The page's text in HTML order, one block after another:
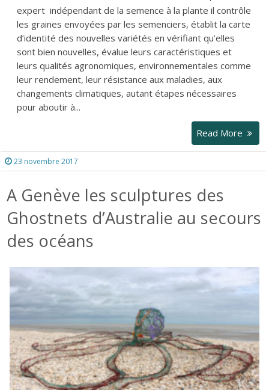
expert indépendant de la semence à la plante il contrôle
les graines envoyées par les semenciers, établit la carte
d’identité des nouvelles variétés en vérifiant qu’elles
sont bien nouvelles, évalue leurs caractéristiques et
leurs qualités agronomiques, environnementales comme
leur rendement, leur résistance aux maladies, aux
changements climatiques, autant étapes nécessaires
pour aboutir à...
Read More
23 novembre 2017
A Genève les sculptures des
Ghostnets d’Australie au secours
des océans